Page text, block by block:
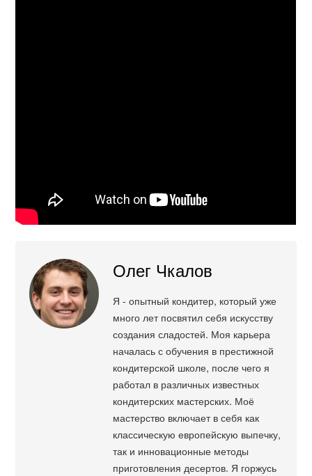
Олег Чкалов
Я - опытный кондитер, который уже
много лет посвятил себя искусству
создания сладостей. Моя карьера
началась с обучения в престижной
кондитерской школе, после чего я
работал в различных известных
кондитерских мастерских. Моё
мастерство включает в себя как
классическую европейскую выпечку,
так и инновационные методы
приготовления десертов. Я горжусь